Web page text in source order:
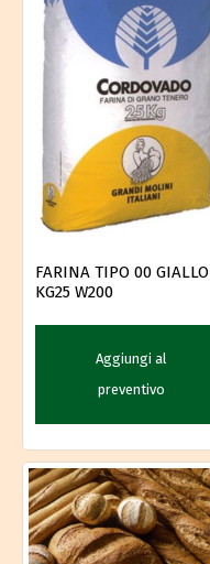
FARINA TIPO 00 GIALLO
KG25 W200
Aggiungi al
preventivo